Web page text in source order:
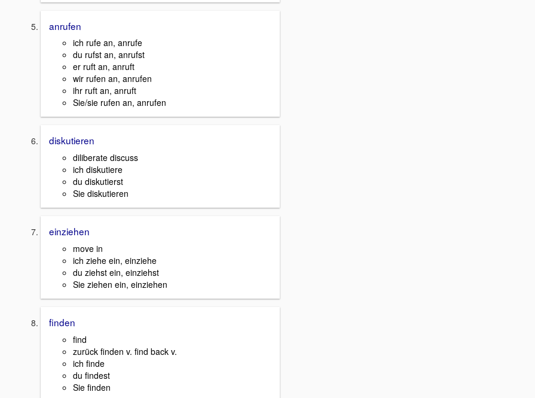
anrufen
ich rufe an, anrufe
du rufst an, anrufst
er ruft an, anruft
wir rufen an, anrufen
ihr ruft an, anruft
Sie/sie rufen an, anrufen
diskutieren
diliberate discuss
ich diskutiere
du diskutierst
Sie diskutieren
einziehen
move in
ich ziehe ein, einziehe
du ziehst ein, einziehst
Sie ziehen ein, einziehen
finden
find
zurück finden v. find back v.
ich finde
du findest
Sie finden